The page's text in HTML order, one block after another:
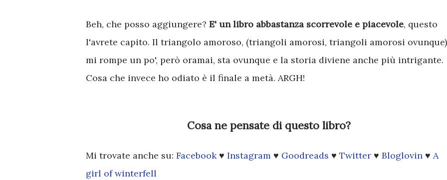
Beh, che posso aggiungere? E' un libro abbastanza scorrevole e piacevole, questo
l'avrete capito. Il triangolo amoroso, (triangoli amorosi, triangoli amorosi ovunque)
mi rompe un po', però oramai, sta ovunque e la storia diviene anche più intrigante.
Cosa che invece ho odiato è il finale a metà. ARGH!
Cosa ne pensate di questo libro?
Mi trovate anche su: Facebook ♥ Instagram ♥ Goodreads ♥ Twitter ♥ Bloglovin ♥ A
girl of winterfell